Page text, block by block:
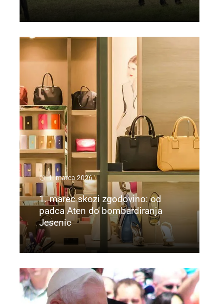
1. marca 2026
1. marec skozi zgodovino: od
padca Aten do bombardiranja
Jesenic
Preberi več